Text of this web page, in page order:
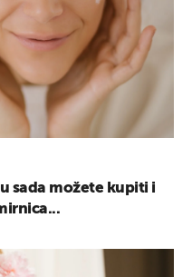
sada možete kupiti i